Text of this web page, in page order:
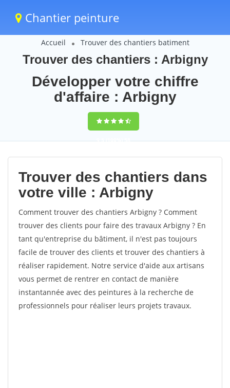
Chantier peinture
Accueil Trouver des chantiers batiment
Trouver des chantiers : Arbigny
Développer votre chiffre
d'affaire : Arbigny
9,5(100%)58
votes
Trouver des chantiers dans
votre ville : Arbigny
Comment trouver des chantiers Arbigny ? Comment
trouver des clients pour faire des travaux Arbigny ? En
tant qu'entreprise du bâtiment, il n'est pas toujours
facile de trouver des clients et trouver des chantiers à
réaliser rapidement. Notre service d'aide aux artisans
vous permet de rentrer en contact de manière
instantannée avec des peintures à la recherche de
professionnels pour réaliser leurs projets travaux.